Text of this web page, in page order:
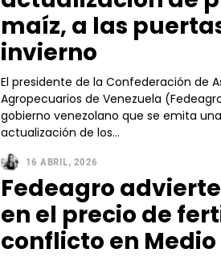
maíz, a las
invierno
El presidente de la Confederación de
Agropecuarios de Venezuela
gobierno venezolano que se emita
actualización de los...
16 ABRIL, 2026
Fedeagro
en el precio de
conflicto en